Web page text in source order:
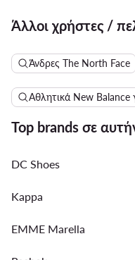
Άλλοι χρήστες /
Άνδρες The North Face
Αθλητικά New Balance
Top brands σε
DC Shoes
Kappa
EMME Marella